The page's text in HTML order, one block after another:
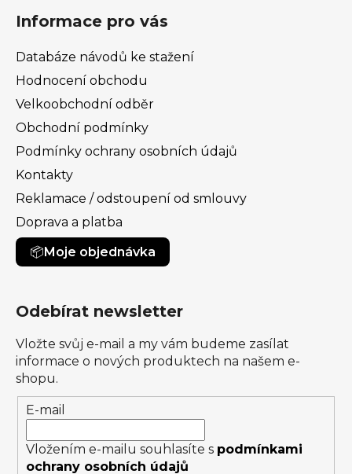
Informace pro vás
Databáze návodů ke stažení
Hodnocení obchodu
Velkoobchodní odběr
Obchodní podmínky
Podmínky ochrany osobních údajů
Kontakty
Reklamace / odstoupení od smlouvy
Doprava a platba
Moje objednávka
Odebírat newsletter
Vložte svůj e-mail a my vám budeme zasílat
informace o nových produktech na našem e-
shopu.
E-mail
Vložením e-mailu souhlasíte s podmínkami
ochrany osobních údajů